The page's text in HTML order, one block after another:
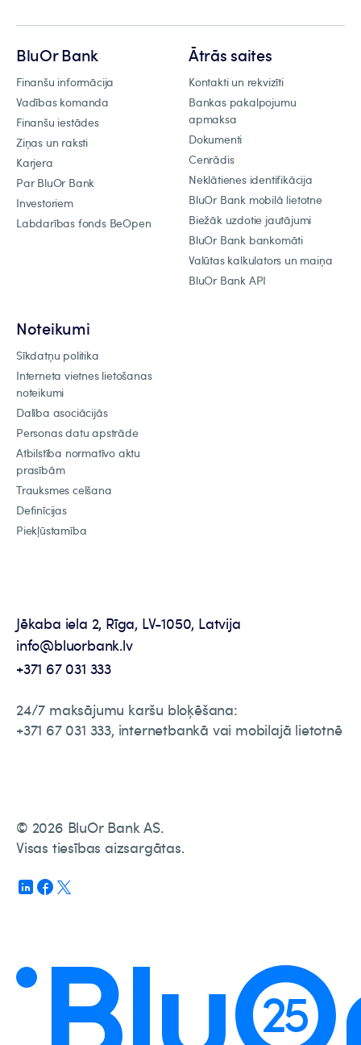
BluOr Bank
Finanšu informācija
Vadības komanda
Finanšu iestādes
Ziņas un raksti
Karjera
Par BluOr Bank
Investoriem
Labdarības fonds BeOpen
Ātrās saites
Kontakti un rekvizīti
Bankas pakalpojumu
apmaksa
Dokumenti
Cenrādis
Neklātienes identifikācija
BluOr Bank mobilā lietotne
Biežāk uzdotie jautājumi
BluOr Bank bankomāti
Valūtas kalkulators un maiņa
BluOr Bank API
Noteikumi
Sīkdatņu politika
Interneta vietnes lietošanas
noteikumi
Dalība asociācijās
Personas datu apstrāde
Atbilstība normatīvo aktu
prasībām
Trauksmes celšana
Definīcijas
Piekļūstamība
Jēkaba iela 2, Rīga, LV-1050, Latvija
info@bluorbank.lv
+371 67 031 333
24/7 maksājumu karšu bloķēšana:
+371 67 031 333, internetbankā vai mobilajā lietotnē
© 2026 BluOr Bank AS.
Visas tiesības aizsargātas.